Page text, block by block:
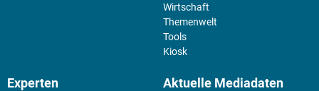
Wirtschaft
Themenwelt
Tools
Kiosk
Experten Aktuelle Mediadaten